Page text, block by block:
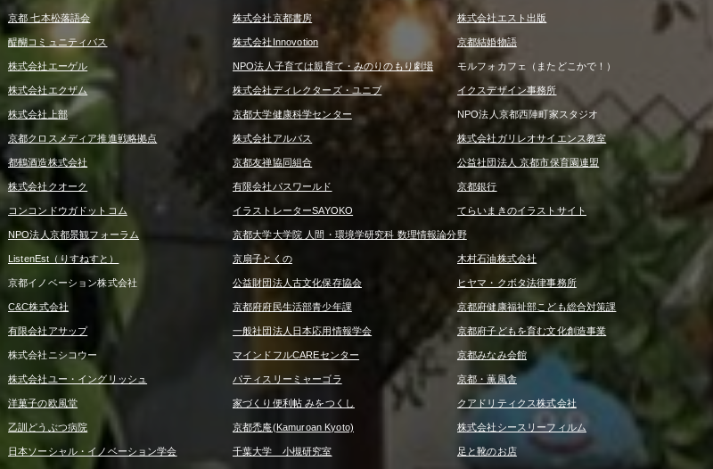
京都 七本松落語会 株式会社京都書房 株式会社エスト出版
醍醐コミュニティバス 株式会社Innovotion 京都結婚物語
株式会社エーゲル NPO法人子育ては親育て・みのりのもり劇場 モルフォカフェ（またどこかで！）
株式会社エクザム 株式会社ディレクターズ・ユニブ イクスデザイン事務所
株式会社上部 京都大学健康科学センター NPO法人京都西陣町家スタジオ
京都クロスメディア推進戦略拠点 株式会社アルバス 株式会社ガリレオサイエンス教室
都鶴酒造株式会社 京都友禅協同組合 公益社団法人 京都市保育園連盟
株式会社クオーク 有限会社パスワールド 京都銀行
コンコンドウガドットコム イラストレーターSAYOKO てらいまきのイラストサイト
NPO法人京都景観フォーラム 京都大学大学院 人間・環境学研究科 数理情報論分野
ListenEst（りすねすと） 京扇子とくの 木村石油株式会社
京都イノベーション株式会社 公益財団法人古文化保存協会 ヒヤマ・クボタ法律事務所
C&C株式会社 京都府府民生活部青少年課 京都府健康福祉部こども総合対策課
有限会社アサップ 一般社団法人日本応用情報学会 京都府子どもを育む文化創造事業
株式会社ニシコウー マインドフルCAREセンター 京都みなみ会館
株式会社ユー・イングリッシュ パティスリーミャーゴラ 京都・薫風舎
洋菓子の欧風堂 家づくり便利帖 みをつくし クアドリティクス株式会社
乙訓どうぶつ病院 京都禿庵(Kamuroan Kyoto) 株式会社シースリーフィルム
日本ソーシャル・イノベーション学会 千葉大学 小槻研究室 足と靴のお店